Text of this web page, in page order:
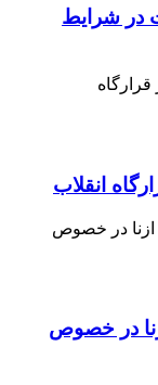
در شرایط
انقلاب
در خصوص